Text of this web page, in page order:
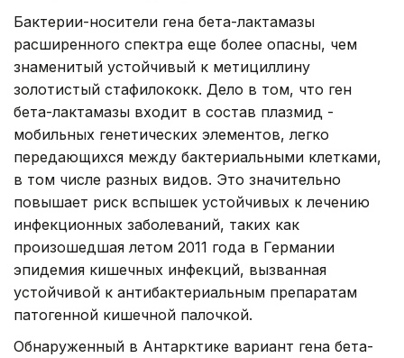
Бактерии-носители гена бета-лактамазы
расширенного спектра еще более опасны, чем
знаменитый устойчивый к метициллину
золотистый стафилококк. Дело в том, что ген
бета-лактамазы входит в состав плазмид -
мобильных генетических элементов, легко
передающихся между бактериальными клетками,
в том числе разных видов. Это значительно
повышает риск вспышек устойчивых к лечению
инфекционных заболеваний, таких как
произошедшая летом 2011 года в Германии
эпидемия кишечных инфекций, вызванная
устойчивой к антибактериальным препаратам
патогенной кишечной палочкой.
Обнаруженный в Антарктике вариант гена бета-